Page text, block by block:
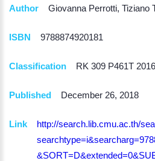
Author Giovanna Perrotti, Tiziano
ISBN 9788874920181
Classification RK 309 P461T 2016
Published December 26, 2018
Link
http://search.lib.cmu.ac.th/